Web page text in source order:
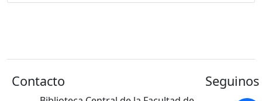
Contacto